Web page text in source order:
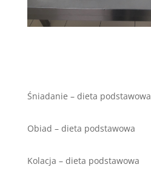
Śniadanie – dieta podstawowa
Obiad – dieta podstawowa
Kolacja – dieta podstawowa